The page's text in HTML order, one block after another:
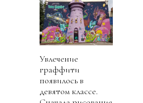
Увлечение
граффити
появилось в
девятом классе.